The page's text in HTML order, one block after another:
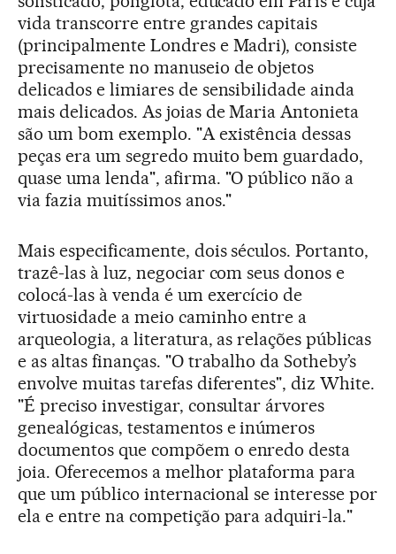
vida transcorre entre grandes capitais
(principalmente Londres e Madri), consiste
precisamente no manuseio de objetos
delicados e limiares de sensibilidade ainda
mais delicados. As joias de Maria Antonieta
são um bom exemplo. "A existência dessas
peças era um segredo muito bem guardado,
quase uma lenda", afirma. "O público não a
via fazia muitíssimos anos."
Mais especificamente, dois séculos. Portanto,
trazê-las à luz, negociar com seus donos e
colocá-las à venda é um exercício de
virtuosidade a meio caminho entre a
arqueologia, a literatura, as relações públicas
e as altas finanças. "O trabalho da Sotheby’s
envolve muitas tarefas diferentes", diz White.
"É preciso investigar, consultar árvores
genealógicas, testamentos e inúmeros
documentos que compõem o enredo desta
joia. Oferecemos a melhor plataforma para
que um público internacional se interesse por
ela e entre na competição para adquiri-la."